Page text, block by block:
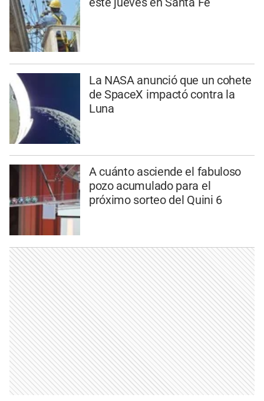
La NASA anunció que un cohete
de SpaceX impactó contra la
Luna
A cuánto asciende el fabuloso
pozo acumulado para el
próximo sorteo del Quini 6